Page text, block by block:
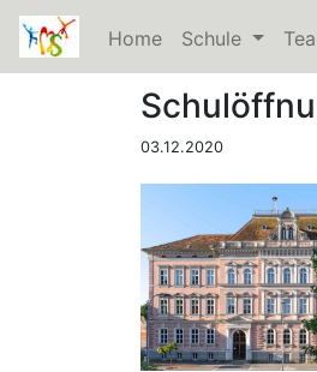
Home Schule
03.12.2020